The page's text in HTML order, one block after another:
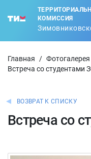
КОМИССИЯ
Главная / Фотогалерея
Встреча со студентами
ВОЗВРАТ К СПИСКУ
Встреча со